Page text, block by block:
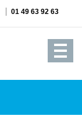
01 49 63 92 63